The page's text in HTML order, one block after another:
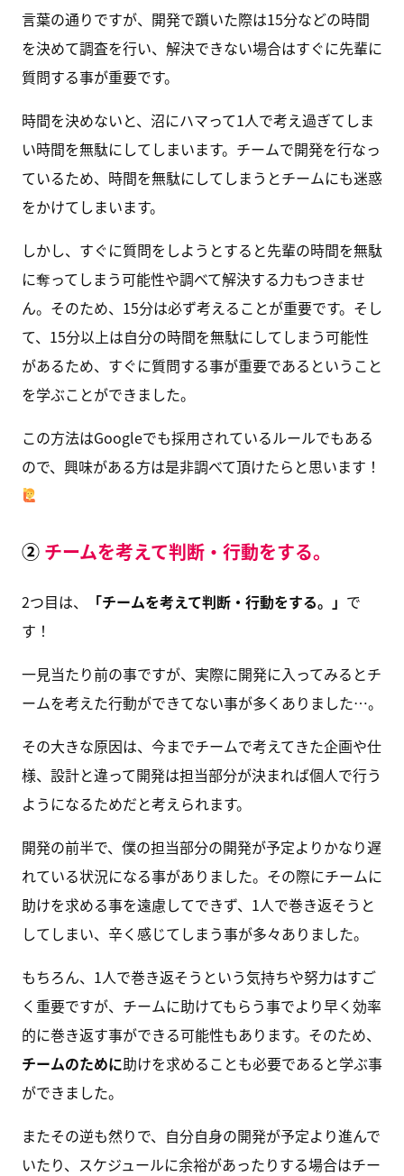
言葉の通りですが、開発で躓いた際は15分などの時間
を決めて調査を行い、解決できない場合はすぐに先輩に
質問する事が重要です。
時間を決めないと、沼にハマって1人で考え過ぎてしま
い時間を無駄にしてしまいます。チームで開発を行なっ
ているため、時間を無駄にしてしまうとチームにも迷惑
をかけてしまいます。
しかし、すぐに質問をしようとすると先輩の時間を無駄
に奪ってしまう可能性や調べて解決する力もつきませ
ん。そのため、15分は必ず考えることが重要です。そし
て、15分以上は自分の時間を無駄にしてしまう可能性
があるため、すぐに質問する事が重要であるということ
を学ぶことができました。
この方法はGoogleでも採用されているルールでもある
ので、興味がある方は是非調べて頂けたらと思います！
② チームを考えて判断・行動をする。
2つ目は、 「チームを考えて判断・行動をする。」 で
す！
一見当たり前の事ですが、実際に開発に入ってみるとチ
ームを考えた行動ができてない事が多くありました…。
その大きな原因は、今までチームで考えてきた企画や仕
様、設計と違って開発は担当部分が決まれば個人で行う
ようになるためだと考えられます。
開発の前半で、僕の担当部分の開発が予定よりかなり遅
れている状況になる事がありました。その際にチームに
助けを求める事を遠慮してできず、1人で巻き返そうと
してしまい、辛く感じてしまう事が多々ありました。
もちろん、1人で巻き返そうという気持ちや努力はすご
く重要ですが、チームに助けてもらう事でより早く効率
的に巻き返す事ができる可能性もあります。そのため、
チームのために助けを求めることも必要であると学ぶ事
ができました。
またその逆も然りで、自分自身の開発が予定より進んで
いたり、スケジュールに余裕があったりする場合はチー